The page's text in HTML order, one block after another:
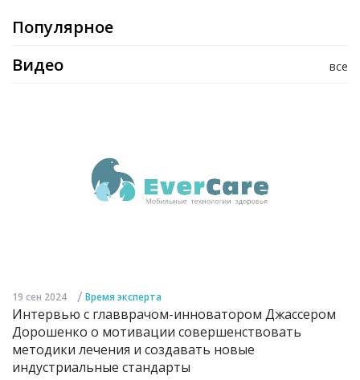
Популярное
все
Видео
19 сен 2024 / Время эксперта
Интервью с главврачом-инноватором Джассером
Дорошенко о мотивации совершенствовать
методики лечения и создавать новые
индустриальные стандарты